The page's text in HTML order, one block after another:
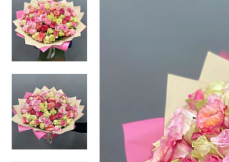
ЦВЕТЫ
ПОВОД
РОЗЫ
БУКЕТЫ НЕВЕСТЫ
ПОДАРКИ
КОМПОЗИЦИИ ЦВЕТОВ
СУХОЦВЕТЫ